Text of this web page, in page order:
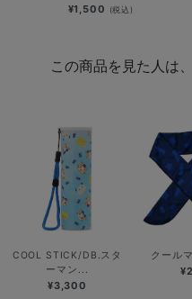
¥1,500 (税込)
この商品を見た人は
COOL STICK/DB.スタ
ーマン...
¥3,300
クール